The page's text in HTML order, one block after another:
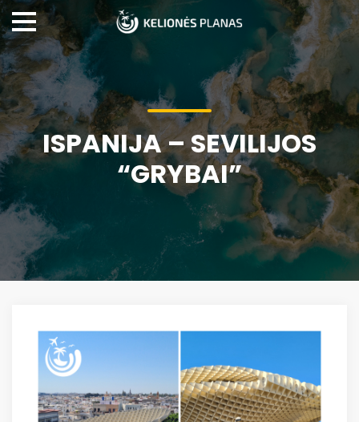
ISPANIJA – SEVILIJOS
“GRYBAI”